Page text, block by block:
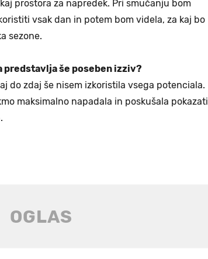
prostora za napredek. Pri smučanju bom
vsak dan in potem bom videla, za kaj bo
sezone.
predstavlja še poseben izziv?
do zdaj še nisem izkoristila vsega potenciala.
maksimalno napadala in poskušala pokazati